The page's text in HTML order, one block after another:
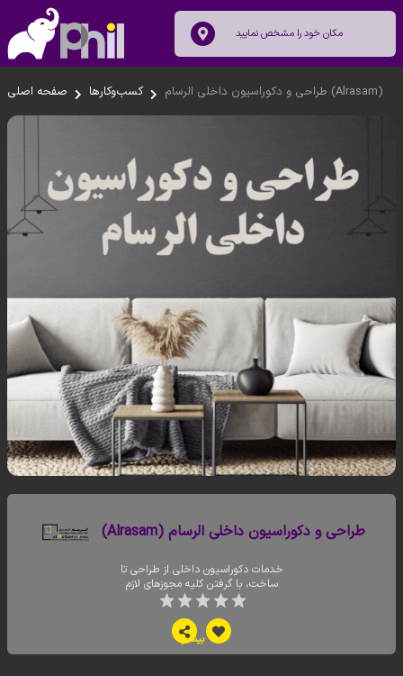
صفحه اصلی کسب‌وکار‌ها طراحی و دکوراسیون داخلی الرسام (Alrasam)
طراحی و دکوراسیون داخلی الرسام (Alrasam)
خدمات دکوراسیون داخلی از طراحی تا
ساخت، با گرفتن کلیه مجوزهای لازم
بیشتر